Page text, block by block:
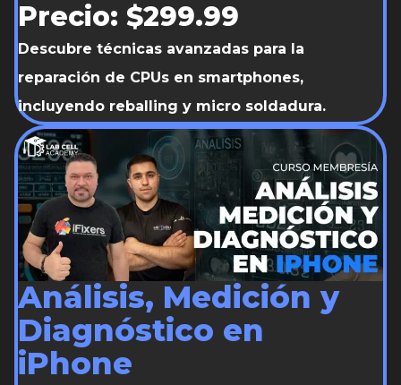
Precio: $299.99
Descubre técnicas avanzadas para la
reparación de CPUs en smartphones,
incluyendo reballing y micro soldadura.
Análisis, Medición y
Diagnóstico en
iPhone